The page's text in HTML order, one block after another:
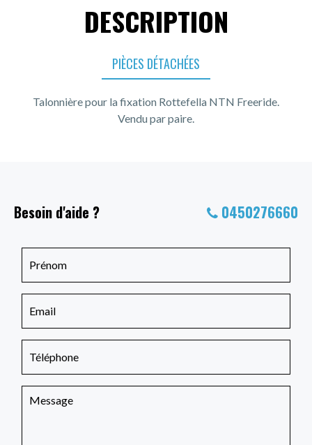
DESCRIPTION
PIÈCES DÉTACHÉES
Talonnière pour la fixation Rottefella NTN Freeride.
Vendu par paire.
Besoin d'aide ? 0450276660